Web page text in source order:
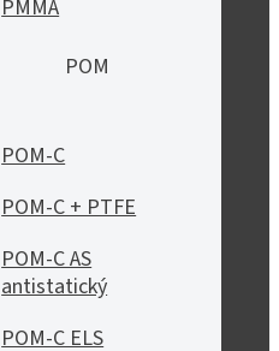
PMMA
POM
POM-C
POM-C + PTFE
POM-C AS
antistatický
POM-C ELS